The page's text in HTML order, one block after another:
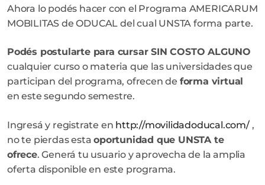
Ahora lo podés hacer con el Programa AMERICARUM
MOBILITAS de ODUCAL del cual UNSTA forma parte.
Podés postularte para cursar SIN COSTO ALGUNO
cualquier curso o materia que las universidades que
participan del programa, ofrecen de forma virtual
en este segundo semestre.
Ingresá y registrate en http://movilidadoducal.com/,
no te pierdas estaoportunidad que UNSTA te
ofrece. Generá tu usuario y aprovecha de la amplia
oferta disponible en este programa.